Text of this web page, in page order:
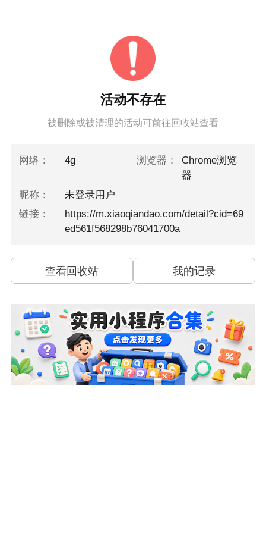
活动不存在
被删除或被清理的活动可前往回收站查看
网络： 4g 浏览器：
Chrome浏览
器
昵称：
未登录用户
链接：
https://m.xiaoqiandao.com/detail?cid=69
ed561f568298b76041700a
查看回收站 我的记录